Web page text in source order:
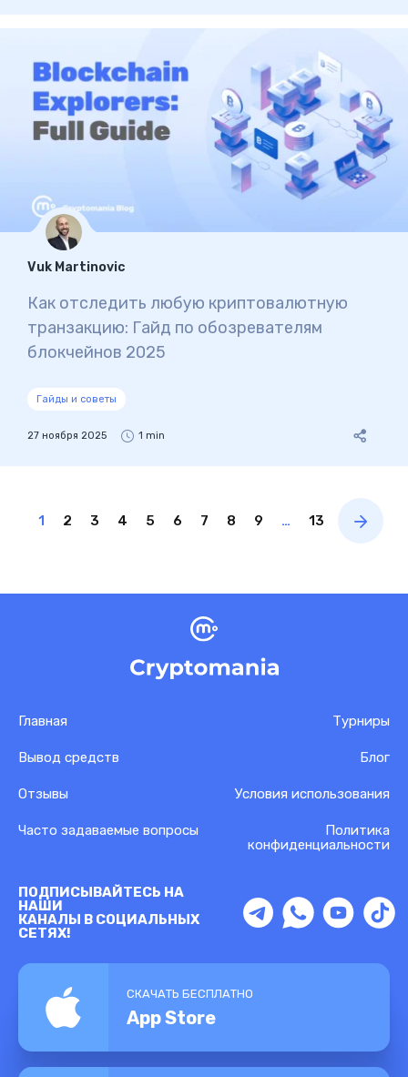
Vuk Martinovic
Как отследить любую криптовалютную
транзакцию: Гайд по обозревателям
блокчейнов 2025
Гайды и советы
27 ноября 2025 1 min
1 2 3 4 5 6 7 8 9 … 13
Главная Турниры
Вывод средств Блог
Отзывы Условия использования
Часто задаваемые вопросы
Политика
конфиденциальности
ПОДПИСЫВАЙТЕСЬ НА
НАШИ
КАНАЛЫ В СОЦИАЛЬНЫХ
СЕТЯХ!
СКАЧАТЬ БЕСПЛАТНО
App Store